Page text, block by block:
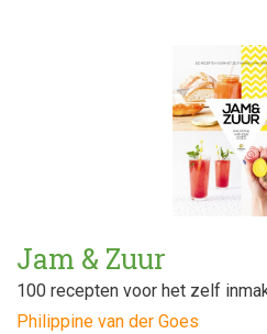
Jam & Zuur
100 recepten voor het zelf
Philippine van der Goes